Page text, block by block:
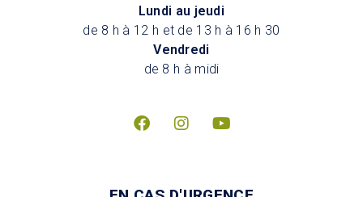
Lundi au jeudi
de 8 h à 12 h et de 13 h à 16 h 30
Vendredi
de 8 h à midi